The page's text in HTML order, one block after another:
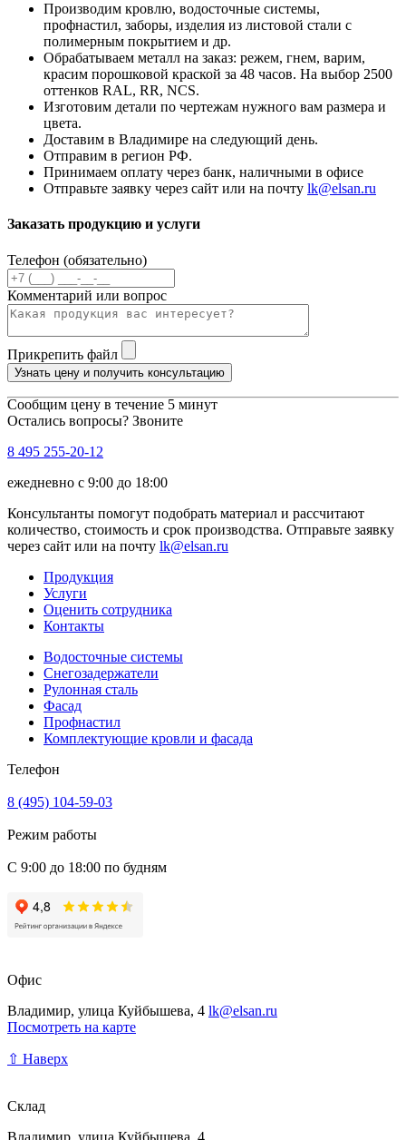
Производим кровлю, водосточные системы,
профнастил, заборы, изделия из листовой стали с
полимерным покрытием и др.
Обрабатываем металл на заказ: режем, гнем, варим,
красим порошковой краской за 48 часов. На выбор 2500
оттенков RAL, RR, NCS.
Изготовим детали по чертежам нужного вам размера и
цвета.
Доставим в Владимире на следующий день.
Отправим в регион РФ.
Принимаем оплату через банк, наличными в офисе
Отправьте заявку через сайт или на почту lk@elsan.ru
Заказать продукцию и услуги
Телефон (обязательно)
Комментарий или вопрос
Прикрепить файл
Узнать цену и получить консультацию
Сообщим цену в течение 5 минут
Остались вопросы? Звоните
8 495 255-20-12
ежедневно с 9:00 до 18:00
Консультанты помогут подобрать материал и рассчитают
количество, стоимость и срок производства. Отправьте заявку
через сайт или на почту lk@elsan.ru
Продукция
Услуги
Оценить сотрудника
Контакты
Водосточные системы
Снегозадержатели
Рулонная сталь
Фасад
Профнастил
Комплектующие кровли и фасада
Телефон
8 (495) 104-59-03
Режим работы
С 9:00 до 18:00 по будням
Офис
Владимир, улица Куйбышева, 4 lk@elsan.ru
Посмотреть на карте
⇧ Наверх
Склад
Владимир, улица Куйбышева, 4